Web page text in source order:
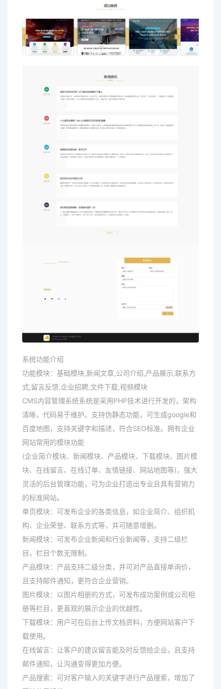
系统功能介绍
功能模块：基础模块,新闻文章,公司介绍,产品展示,联系方
式,留言反馈,企业招聘,文件下载,视频模块
CMS内容管理系统系统是采用PHP技术进行开发的，架构
清晰，代码易于维护。支持伪静态功能，可生成google和
百度地图，支持关键字和描述，符合SEO标准。拥有企业
网站常用的模块功能
(企业简介模块、新闻模块、产品模块、下载模块、图片模
块、在线留言、在线订单、友情链接、网站地图等)，强大
灵活的后台管理功能，可为企业打造出专业且具有营销力
的标准网站。
单页模块：可发布企业的各类信息，如企业简介、组织机
构、企业荣誉、联系方式等，并可随意增删。
新闻模块：可发布企业新闻和行业新闻等，支持二级栏
目，栏目个数无限制。
产品模块：产品支持二级分类，并可对产品直接单询价，
且支持邮件通知，更符合企业营销。
图片模块：以图片相册的方式，可发布成功案例或公司相
册等栏目，更直观的展示企业的优越性。
下载模块：用户可在后台上传文档资料，方便网站客户下
载使用。
在线留言：让客户的建议留言能及时反馈给企业，且支持
邮件通知，让沟通变得更加方便。
产品搜索：可对客户输入的关键字进行产品搜索，增加了